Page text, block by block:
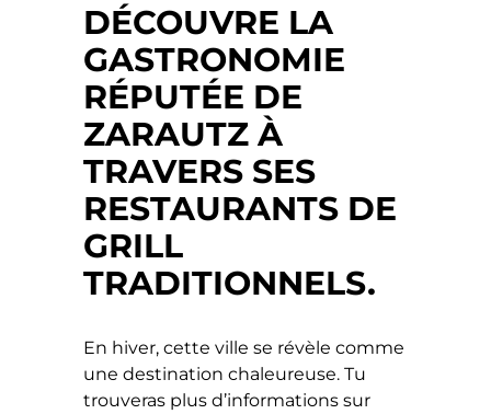
DÉCOUVRE LA
GASTRONOMIE
RÉPUTÉE DE
ZARAUTZ À
TRAVERS SES
RESTAURANTS DE
GRILL
TRADITIONNELS.
En hiver, cette ville se révèle comme
une destination chaleureuse. Tu
trouveras plus d’informations sur